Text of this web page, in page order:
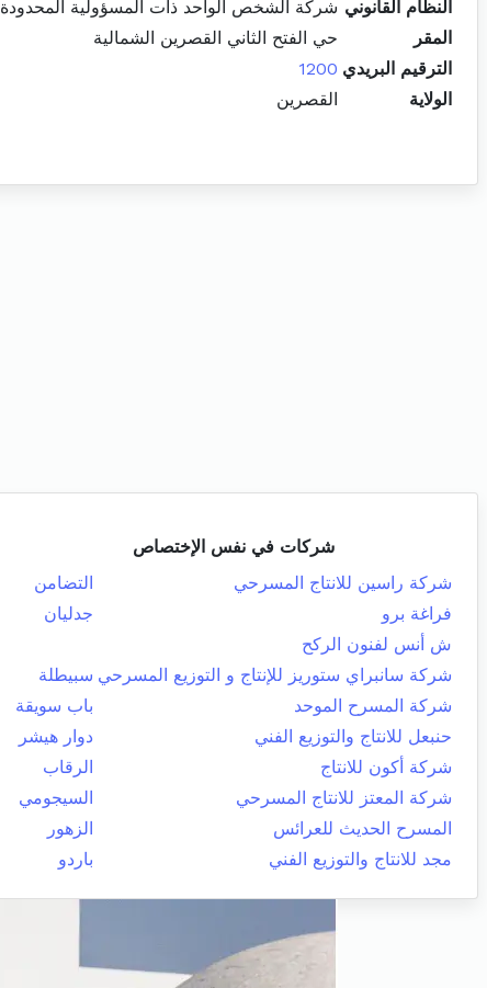
النظام القانوني شركة الشخص الواحد ذات المسؤولية المحدودة
المقر
حي الفتح الثاني القصرين الشمالية
الترقيم البريدي 1200
الولاية
القصرين
شركات في نفس الإختصاص
شركة راسين للانتاج المسرحي
التضامن
فراغة برو
جدليان
ش أنس لفنون الركح
شركة سانبراي ستوريز للإنتاج و التوزيع المسرحي سبيطلة
شركة المسرح الموحد
باب سويقة
حنبعل للانتاج والتوزيع الفني
دوار هيشر
شركة أكون للانتاج
الرقاب
شركة المعتز للانتاج المسرحي
السيجومي
المسرح الحديث للعرائس
الزهور
مجد للانتاج والتوزيع الفني
باردو